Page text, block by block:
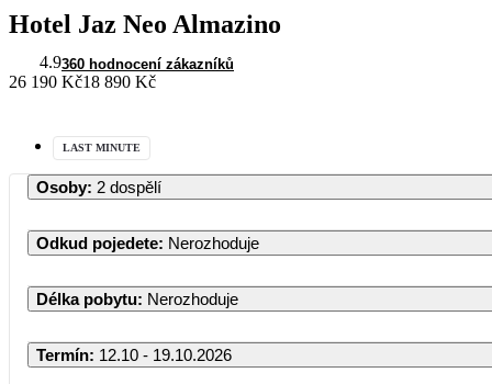
Hotel Jaz Neo Almazino
4.9360 hodnocení zákazníků
26 190 Kč18 890 Kč
LAST MINUTE
Osoby: 2 dospělí
Odkud pojedete: Nerozhoduje
Délka pobytu: Nerozhoduje
Termín: 12.10 - 19.10.2026